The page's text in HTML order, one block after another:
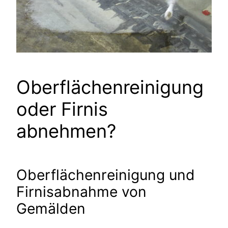
Oberflächenreinigung
oder Firnis
abnehmen?
Oberflächenreinigung und
Firnisabnahme von
Gemälden